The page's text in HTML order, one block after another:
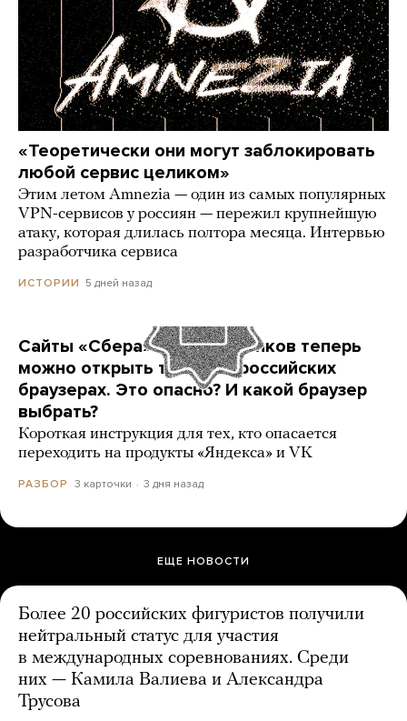
«Теоретически они могут заблокировать
любой сервис целиком»
Этим летом Amnezia — один из самых популярных
VPN-сервисов у россиян — пережил крупнейшую
атаку, которая длилась полтора месяца. Интервью
разработчика сервиса
ИСТОРИИ 5 дней назад
Сайты «Сбера» и других банков теперь
можно открыть только в российских
браузерах. Это опасно? И какой браузер
выбрать?
Короткая инструкция для тех, кто опасается
переходить на продукты «Яндекса» и VK
РАЗБОР 3 карточки 3 дня назад
ЕЩЕ НОВОСТИ
Более 20 российских фигуристов получили
нейтральный статус для участия
в международных соревнованиях. Среди
них — Камила Валиева и Александра
Трусова